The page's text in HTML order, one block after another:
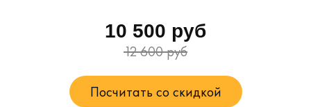
10 500 руб
12 600 руб
Посчитать со скидкой